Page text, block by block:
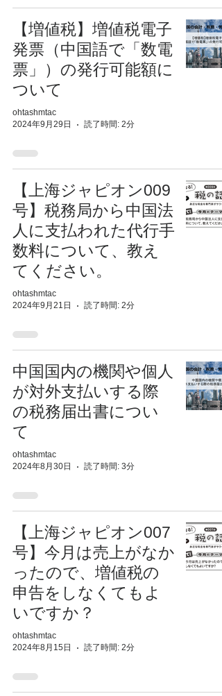
【増値税】増値税電子
発票（中国語で「数電
票」）の発行可能額に
ついて
ohtashmtac
2024年9月29日
読了時間: 2分
【上海ジャピオン009
号】税務局から中国法
人に支払われた代行手
数料について、教え
てください。
ohtashmtac
2024年9月21日
読了時間: 2分
中国国内の機関や個人
が対外支払いする際
の税務届出書につい
て
ohtashmtac
2024年8月30日
読了時間: 3分
【上海ジャピオン007
号】今月は売上がなか
ったので、増値税の
申告をしなくてもよ
いですか？
ohtashmtac
2024年8月15日
読了時間: 2分